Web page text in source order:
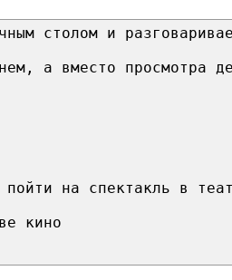
столом и
а вместо просмотра
на спектакль в
кино